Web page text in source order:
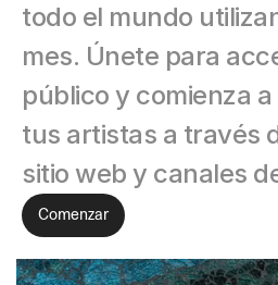
todo el mundo
mes. Únete para
público y comienza
tus artistas a través
sitio web y canales
Comenzar